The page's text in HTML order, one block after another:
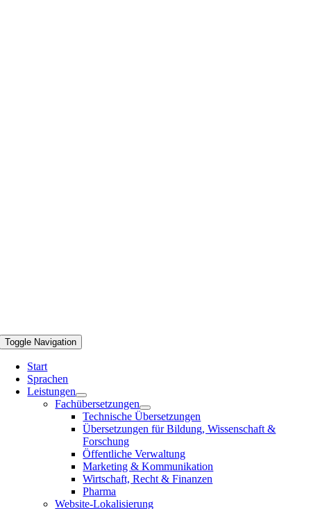
Toggle Navigation
Start
Sprachen
Leistungen
Fachübersetzungen
Technische Übersetzungen
Übersetzungen für Bildung, Wissenschaft &
Forschung
Öffentliche Verwaltung
Marketing & Kommunikation
Wirtschaft, Recht & Finanzen
Pharma
Website-Lokalisierung